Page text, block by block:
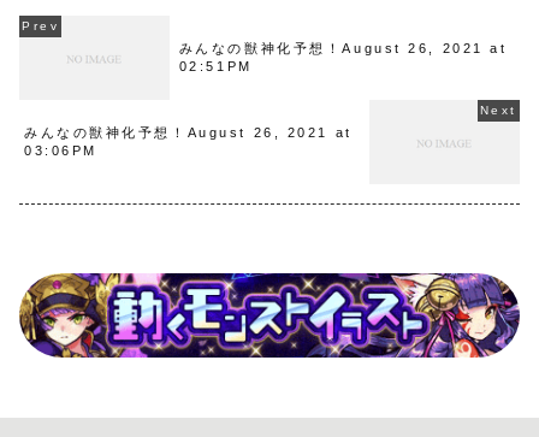
みんなの獣神化予想！August 26, 2021 at
02:51PM
みんなの獣神化予想！August 26, 2021 at
03:06PM